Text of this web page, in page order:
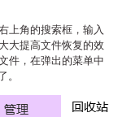
上角的搜索框，输入
大提高文件恢复的效
件，在弹出的菜单中
。